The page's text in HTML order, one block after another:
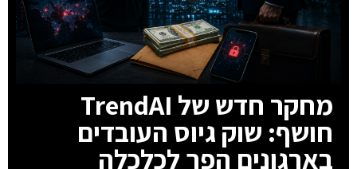
מחקר חדש של TrendAI
חושף: שוק גיוס העובדים
בארגונים הפך לכלכלה